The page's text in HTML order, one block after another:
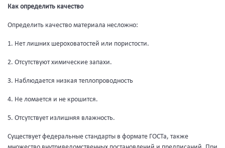
Как определить качество
Определить качество материала несложно:
1. Нет лишних шероховатостей или пористости.
2. Отсутствуют химические запахи.
3. Наблюдается низкая теплопроводность
4. Не ломается и не крошится.
5. Отсутствует излишняя влажность.
Существует федеральные стандарты в формате ГОСТа, также